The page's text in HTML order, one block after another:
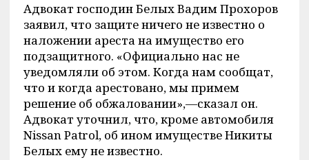
Адвокат господин Белых Вадим Прохоров
заявил, что защите ничего не известно о
наложении ареста на имущество его
подзащитного. «Официально нас не
уведомляли об этом. Когда нам сообщат,
что и когда арестовано, мы примем
решение об обжаловании»,—сказал он.
Адвокат уточнил, что, кроме автомобиля
Nissan Patrol, об ином имуществе Никиты
Белых ему не известно.